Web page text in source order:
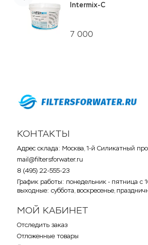
7 000
Intermix-C
КОНТАКТЫ
Адрес склада: Москва, 1-й Силикатный
mail@filtersforwater.ru
8 (495) 22-555-23
График работы: понедельник - пятница
выходные: суббота, воскресенье,
МОЙ КАБИНЕТ
Отследить заказ
Отложенные товары